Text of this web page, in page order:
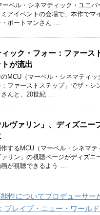
ーベル・シネマティック・ユニ
アイベントの会場で、本作でマ
ポートマンさん …
ック・フォー：ファース
が流出
MCU（マーベル・シネマティ
ファーストステップ」でザ・シ
んと、20世紀 …
ヴァリン」、ディズニー
するMCU（マーベル・シネマ
リン」の視聴ページがディズニ
が視聴できるよう …
性についてプロデューサー
ブレイブ・ニュー・ワール